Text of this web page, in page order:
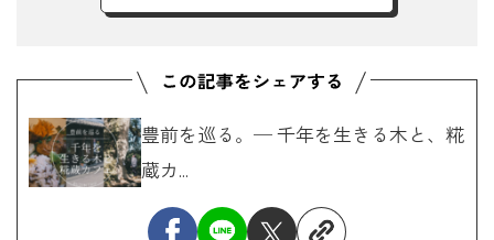
豊前を巡る。─ 千年を生きる木と、糀
蔵カ...